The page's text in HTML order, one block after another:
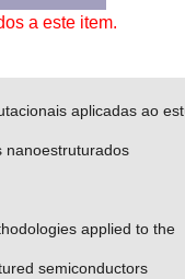
a este item.
aplicadas ao
nanoestruturados
applied to the
semiconductors